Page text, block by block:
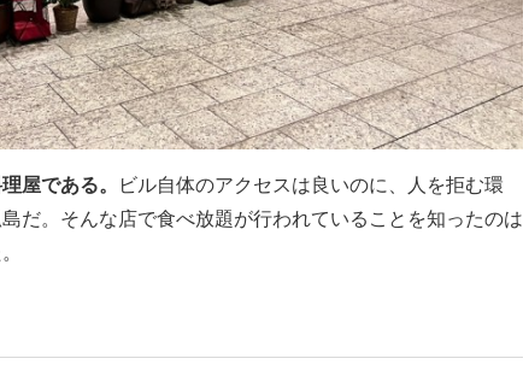
屋である。
ビル自体のアクセスは良いのに、人を拒む環
だ。そんな店で食べ放題が行われていることを知ったのは